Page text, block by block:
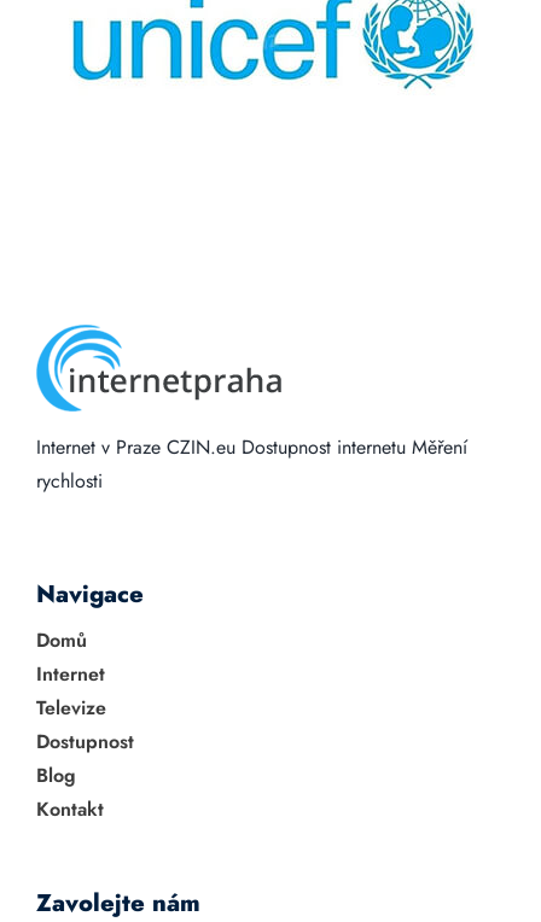
Internet v Praze CZIN.eu Dostupnost internetu Měření
rychlosti
Navigace
Domů
Internet
Televize
Dostupnost
Blog
Kontakt
Zavolejte nám